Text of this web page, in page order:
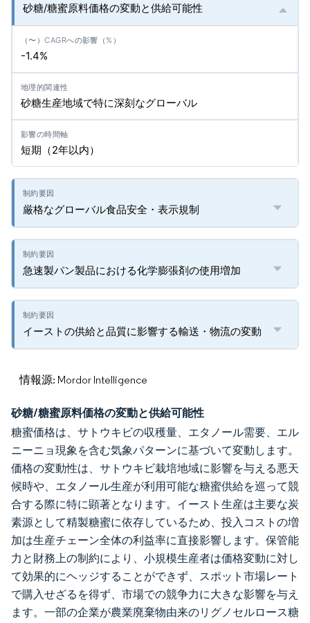
砂糖/糖蜜原料価格の変動と供給可能性
-1.4%
砂糖生産地域で特に深刻なグローバル
短期（2年以内）
厳格なグローバル食品安全・表示規制
急速製パン製品における化学膨張剤の使用増加
イーストの供給と品質に影響する輸送・物流の変動
情報源: Mordor Intelligence
砂糖/糖蜜原料価格の変動と供給可能性
糖蜜価格は、サトウキビの収穫量、エタノール需要、エル
ニーニョ現象を含む気象パターンに基づいて変動します。
価格の変動性は、サトウキビ栽培地域に影響を与える悪天
候時や、エタノール生産が利用可能な糖蜜供給を巡って競
合する際に特に顕著となります。イースト生産は主要な炭
素源として精製糖蜜に依存しているため、投入コストの増
加は生産チェーン全体の利益率に直接影響します。保管能
力と財務上の制約により、小規模生産者は価格変動に対し
て効果的にヘッジすることができず、スポット市場レート
で購入せざるを得ず、市場での競争力に大きな影響を与え
ます。一部の企業が農業廃棄物由来のリグノセルロース糖